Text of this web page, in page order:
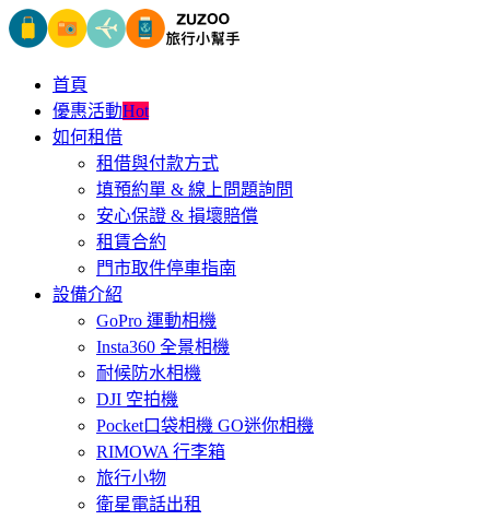
首頁
優惠活動Hot
如何租借
租借與付款方式
填預約單 & 線上問題詢問
安心保證 & 損壞賠償
租賃合約
門市取件停車指南
設備介紹
GoPro 運動相機
Insta360 全景相機
耐候防水相機
DJI 空拍機
Pocket口袋相機 GO迷你相機
RIMOWA 行李箱
旅行小物
衛星電話出租